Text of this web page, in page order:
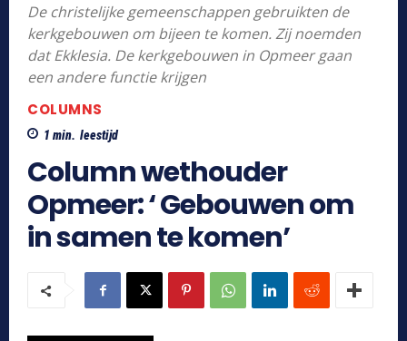
De christelijke gemeenschappen gebruikten de
kerkgebouwen om bijeen te komen. Zij noemden
dat Ekklesia. De kerkgebouwen in Opmeer gaan
een andere functie krijgen
COLUMNS
1 min. leestijd
Column wethouder
Opmeer: ‘ Gebouwen om
in samen te komen’